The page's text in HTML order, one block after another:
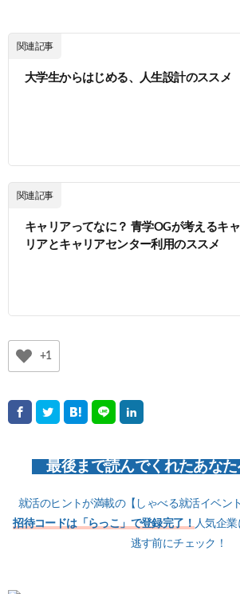
関連記事
大学生からはじめる、人生設計のススメ
関連記事
キャリアってなに？ 青学OGが考えるキャ
リアとキャリアセンター利用のススメ
+1
最後まで読んでくれたあなた
就活のヒントが満載の【しゃべる就活イベン
招待コードは「らっこ」で登録完了！人気企業
逃す前にチェック！